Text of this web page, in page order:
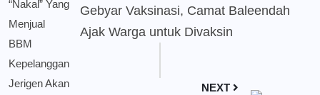
Gebyar Vaksinasi, Camat Baleendah
Ajak Warga untuk Divaksin
NEXT